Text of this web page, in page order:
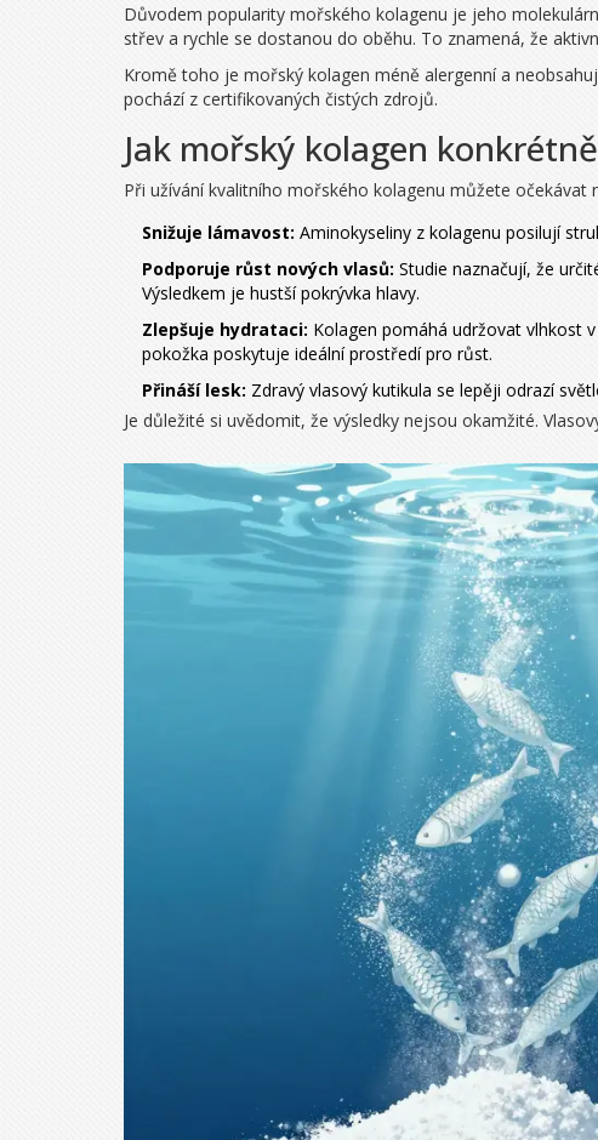
Důvodem popularity mořského kolagenu je jeho
střev a rychle se dostanou do oběhu. To znamená, že
Kromě toho je mořský kolagen méně alergenní a
pochází z certifikovaných čistých zdrojů.
Jak mořský kolagen
Při užívání kvalitního mořského kolagenu můžete
Snižuje lámavost: Aminokyseliny z kolagenu posilují
Podporuje růst nových vlasů: Studie naznačují, že
Výsledkem je hustší pokrývka hlavy.
Zlepšuje hydrataci: Kolagen pomáhá udržovat vlhkost
pokožka poskytuje ideální prostředí pro růst.
Přináší lesk: Zdravý vlasový kutikula se lepěji odrazí
Je důležité si uvědomit, že výsledky nejsou okamžité.